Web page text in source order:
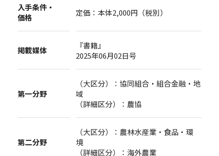
入手条件・
価格
定価：本体2,000円（税別）
掲載媒体
『書籍』
2025年06月02日号
第一分野
（大区分）：協同組合・組合金融・地
域
（詳細区分）：農協
第二分野
（大区分）：農林水産業・食品・環
境
（詳細区分）：海外農業